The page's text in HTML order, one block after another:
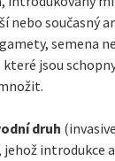
nebo současný
semena
jsou
druh
jehož introdukce